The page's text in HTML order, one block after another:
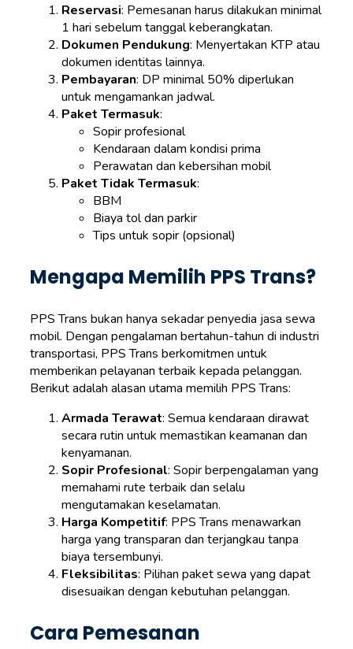
Reservasi: Pemesanan harus dilakukan minimal
1 hari sebelum tanggal keberangkatan.
Dokumen Pendukung: Menyertakan KTP atau
dokumen identitas lainnya.
Pembayaran: DP minimal 50% diperlukan
untuk mengamankan jadwal.
Paket Termasuk:
Sopir profesional
Kendaraan dalam kondisi prima
Perawatan dan kebersihan mobil
Paket Tidak Termasuk:
BBM
Biaya tol dan parkir
Tips untuk sopir (opsional)
Mengapa Memilih PPS Trans?
PPS Trans bukan hanya sekadar penyedia jasa sewa
mobil. Dengan pengalaman bertahun-tahun di industri
transportasi, PPS Trans berkomitmen untuk
memberikan pelayanan terbaik kepada pelanggan.
Berikut adalah alasan utama memilih PPS Trans:
Armada Terawat: Semua kendaraan dirawat
secara rutin untuk memastikan keamanan dan
kenyamanan.
Sopir Profesional: Sopir berpengalaman yang
memahami rute terbaik dan selalu
mengutamakan keselamatan.
Harga Kompetitif: PPS Trans menawarkan
harga yang transparan dan terjangkau tanpa
biaya tersembunyi.
Fleksibilitas: Pilihan paket sewa yang dapat
disesuaikan dengan kebutuhan pelanggan.
Cara Pemesanan